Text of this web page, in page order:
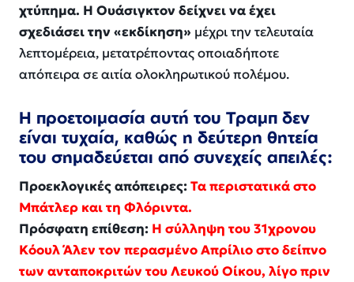
χτύπημα. Η Ουάσιγκτον δείχνει να έχει
σχεδιάσει την «εκδίκηση» μέχρι την τελευταία
λεπτομέρεια, μετατρέποντας οποιαδήποτε
απόπειρα σε αιτία ολοκληρωτικού πολέμου.
Η προετοιμασία αυτή του Τραμπ δεν
είναι τυχαία, καθώς η δεύτερη θητεία
του σημαδεύεται από συνεχείς απειλές:
Προεκλογικές απόπειρες:Τα περιστατικά στο
Μπάτλερ και τη Φλόριντα.
Πρόσφατη επίθεση: Η σύλληψη του 31χρονου
Κόουλ Άλεν τον περασμένο Απρίλιο στο δείπνο
των ανταποκριτών του Λευκού Οίκου, λίγο πριν